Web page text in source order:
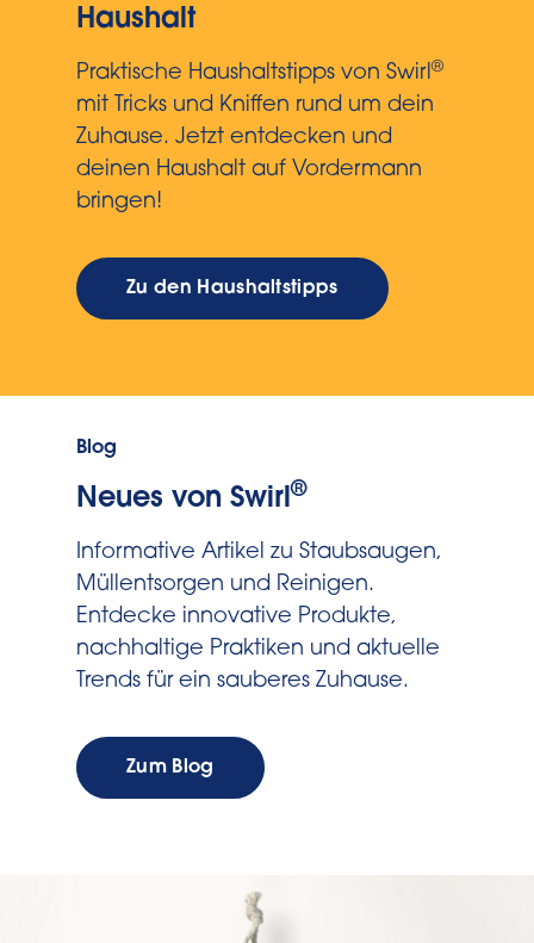
Haushalt
Praktische Haushaltstipps von Swirl®
mit Tricks und Kniffen rund um dein
Zuhause. Jetzt entdecken und
deinen Haushalt auf Vordermann
bringen!
Zu den Haushaltstipps
Blog
Neues von Swirl®
Informative Artikel zu Staubsaugen,
Müllentsorgen und Reinigen.
Entdecke innovative Produkte,
nachhaltige Praktiken und aktuelle
Trends für ein sauberes Zuhause.
Zum Blog